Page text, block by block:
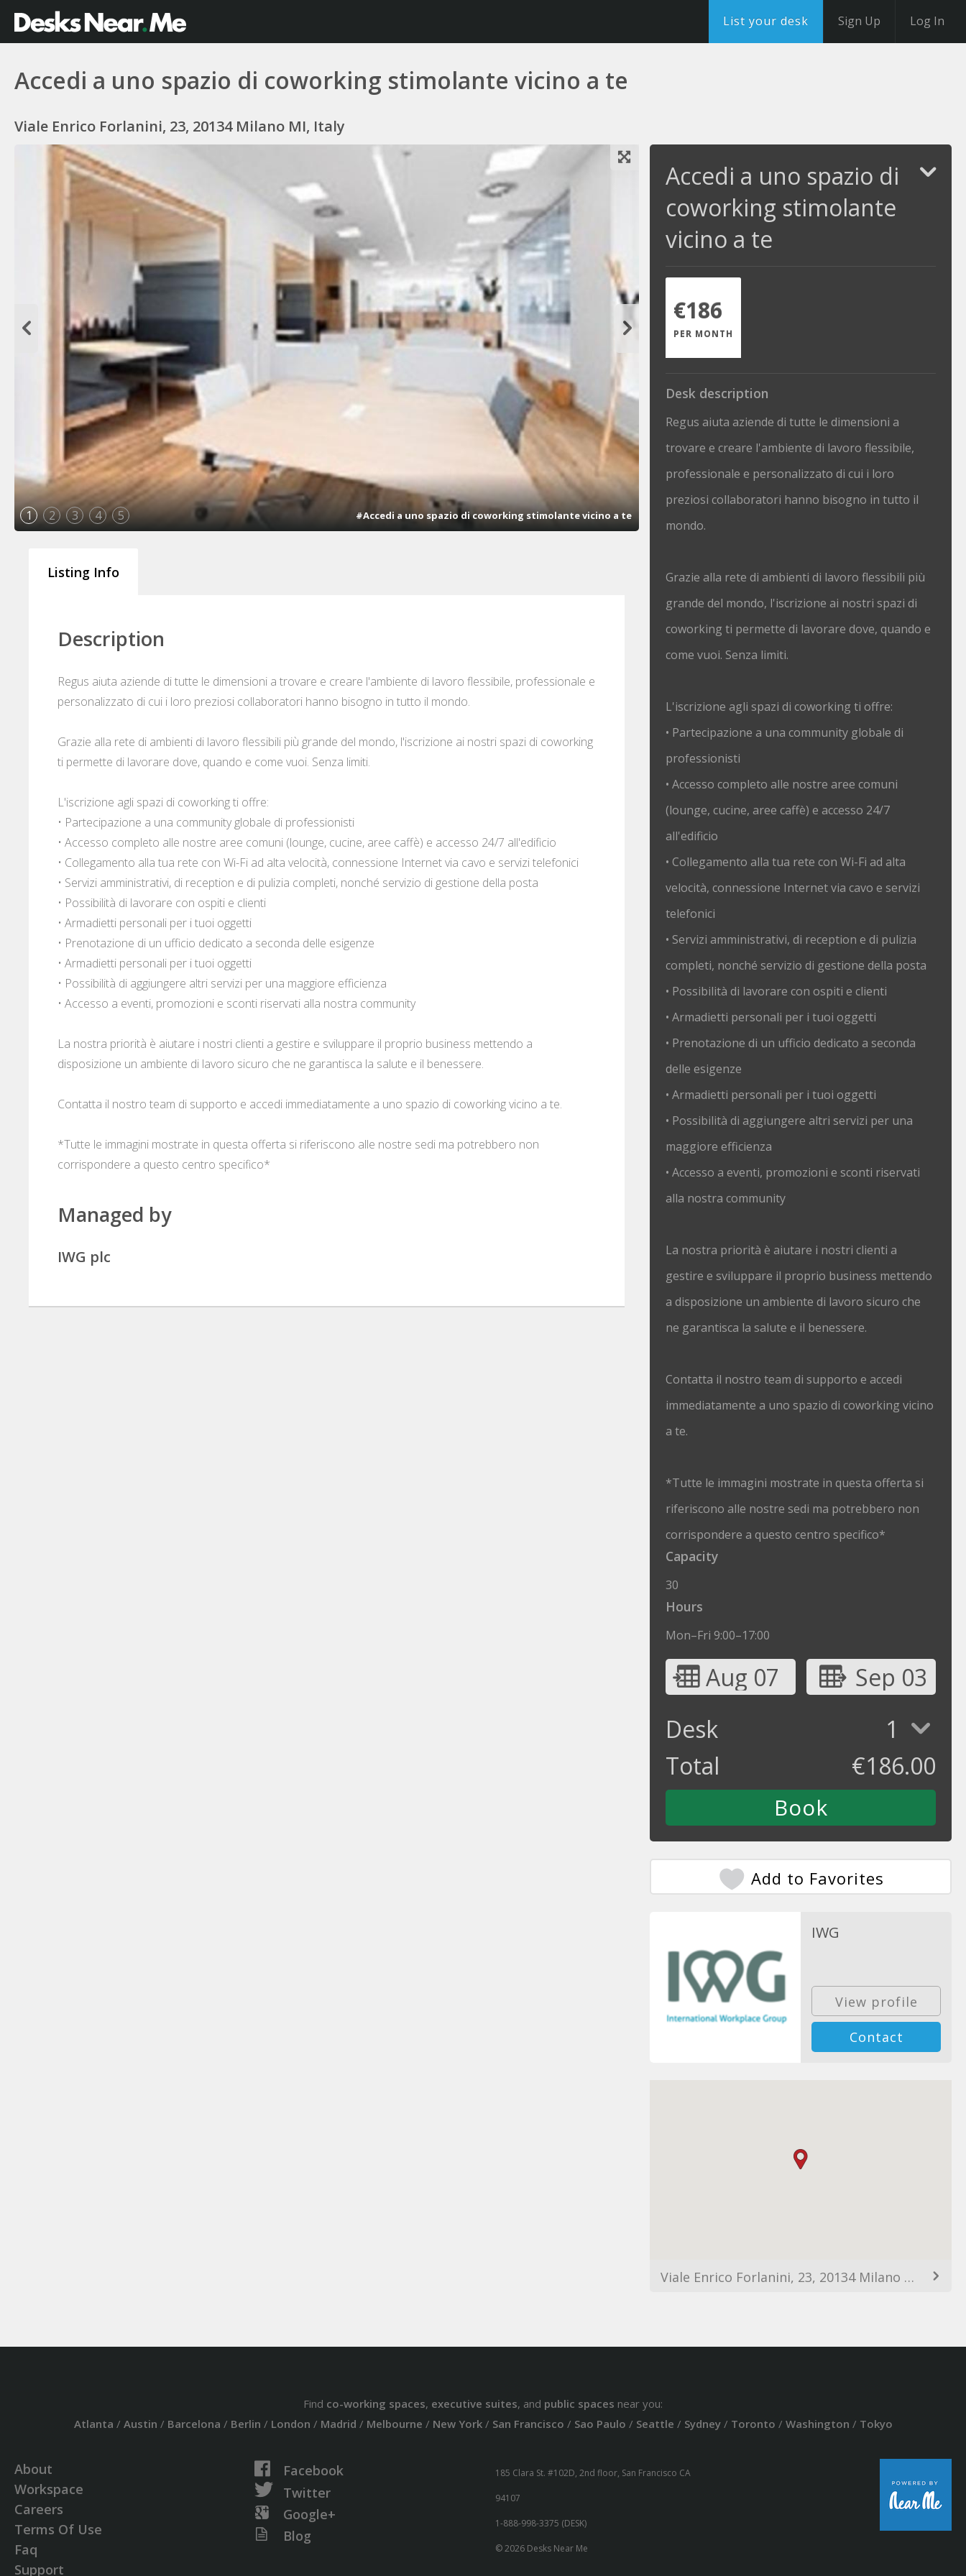
List your desk Sign Up Log In
Accedi a uno spazio di coworking stimolante vicino a te
Viale Enrico Forlanini, 23, 20134 Milano MI, Italy
1 2 3 4 5 #Accedi a uno spazio di coworking stimolante vicino a te
Listing Info
Description
Regus aiuta aziende di tutte le dimensioni a trovare e creare l'ambiente di lavoro flessibile, professionale e
personalizzato di cui i loro preziosi collaboratori hanno bisogno in tutto il mondo.
Grazie alla rete di ambienti di lavoro flessibili più grande del mondo, l'iscrizione ai nostri spazi di coworking
ti permette di lavorare dove, quando e come vuoi. Senza limiti.
L'iscrizione agli spazi di coworking ti offre:
• Partecipazione a una community globale di professionisti
• Accesso completo alle nostre aree comuni (lounge, cucine, aree caffè) e accesso 24/7 all'edificio
• Collegamento alla tua rete con Wi-Fi ad alta velocità, connessione Internet via cavo e servizi telefonici
• Servizi amministrativi, di reception e di pulizia completi, nonché servizio di gestione della posta
• Possibilità di lavorare con ospiti e clienti
• Armadietti personali per i tuoi oggetti
• Prenotazione di un ufficio dedicato a seconda delle esigenze
• Armadietti personali per i tuoi oggetti
• Possibilità di aggiungere altri servizi per una maggiore efficienza
• Accesso a eventi, promozioni e sconti riservati alla nostra community
La nostra priorità è aiutare i nostri clienti a gestire e sviluppare il proprio business mettendo a
disposizione un ambiente di lavoro sicuro che ne garantisca la salute e il benessere.
Contatta il nostro team di supporto e accedi immediatamente a uno spazio di coworking vicino a te.
*Tutte le immagini mostrate in questa offerta si riferiscono alle nostre sedi ma potrebbero non
corrispondere a questo centro specifico*
Managed by
IWG plc
Accedi a uno spazio di
coworking stimolante
vicino a te
€186
PER MONTH
Desk description
Regus aiuta aziende di tutte le dimensioni a
trovare e creare l'ambiente di lavoro flessibile,
professionale e personalizzato di cui i loro
preziosi collaboratori hanno bisogno in tutto il
mondo.
Grazie alla rete di ambienti di lavoro flessibili più
grande del mondo, l'iscrizione ai nostri spazi di
coworking ti permette di lavorare dove, quando e
come vuoi. Senza limiti.
L'iscrizione agli spazi di coworking ti offre:
• Partecipazione a una community globale di
professionisti
• Accesso completo alle nostre aree comuni
(lounge, cucine, aree caffè) e accesso 24/7
all'edificio
• Collegamento alla tua rete con Wi-Fi ad alta
velocità, connessione Internet via cavo e servizi
telefonici
• Servizi amministrativi, di reception e di pulizia
completi, nonché servizio di gestione della posta
• Possibilità di lavorare con ospiti e clienti
• Armadietti personali per i tuoi oggetti
• Prenotazione di un ufficio dedicato a seconda
delle esigenze
• Armadietti personali per i tuoi oggetti
• Possibilità di aggiungere altri servizi per una
maggiore efficienza
• Accesso a eventi, promozioni e sconti riservati
alla nostra community
La nostra priorità è aiutare i nostri clienti a
gestire e sviluppare il proprio business mettendo
a disposizione un ambiente di lavoro sicuro che
ne garantisca la salute e il benessere.
Contatta il nostro team di supporto e accedi
immediatamente a uno spazio di coworking vicino
a te.
*Tutte le immagini mostrate in questa offerta si
riferiscono alle nostre sedi ma potrebbero non
corrispondere a questo centro specifico*
Capacity
30
Hours
Mon–Fri 9:00–17:00
Aug 07
Sep 03
Desk
1
Total
€186.00
Add to Favorites
IWG
View profile
Contact
Viale Enrico Forlanini, 23, 20134 Milano MI, Italy
Find co-working spaces, executive suites, and public spaces near you:
Atlanta / Austin / Barcelona / Berlin / London / Madrid / Melbourne / New York/ San Francisco / Sao Paulo / Seattle / Sydney/ Toronto / Washington / Tokyo
About
Workspace
Careers
Terms Of Use
Faq
Support
Facebook
Twitter
Google+
Blog
185 Clara St. #102D, 2nd floor, San Francisco CA
94107
1-888-998-3375 (DESK)
© 2026 Desks Near Me